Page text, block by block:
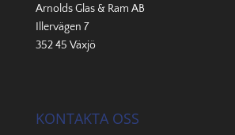
Arnolds Glas & Ram AB
Illervägen 7
352 45 Växjö
KONTAKTA OSS